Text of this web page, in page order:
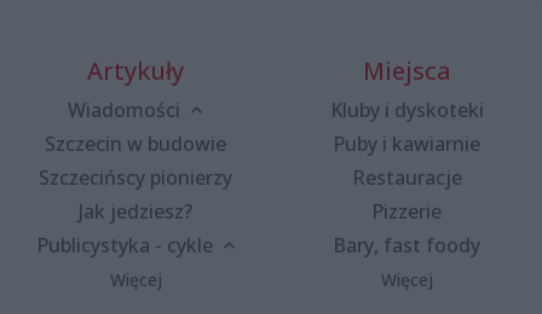
Artykuły
Wiadomości
Szczecin w budowie
Szczecińscy pionierzy
Jak jedziesz?
Publicystyka - cykle
Więcej
Miejsca
Kluby i dyskoteki
Puby i kawiarnie
Restauracje
Pizzerie
Bary, fast foody
Więcej